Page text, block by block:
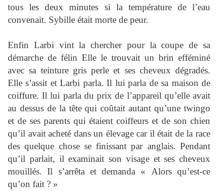
tous les deux minutes si la température de l’eau
convenait. Sybille était morte de peur.
Enfin Larbi vint la chercher pour la coupe de sa
démarche de félin Elle le trouvait un brin efféminé
avec sa teinture gris perle et ses cheveux dégradés.
Elle s’assit et Larbi parla. Il lui parla de sa maison de
coiffure. Il lui parla du prix de l’appareil qu’elle avait
au dessus de la tête qui coûtait autant qu’une twingo
et de ses parents qui étaient coiffeurs et de son chien
qu’il avait acheté dans un élevage car il était de la race
des quelque chose se finissant par anglais. Pendant
qu’il parlait, il examinait son visage et ses cheveux
mouillés. Il s’arrêta et demanda « Alors qu’est-ce
qu’on fait ? »